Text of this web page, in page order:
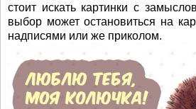
стоит искать картинки с
выбор может остановиться на
надписями или же приколом.